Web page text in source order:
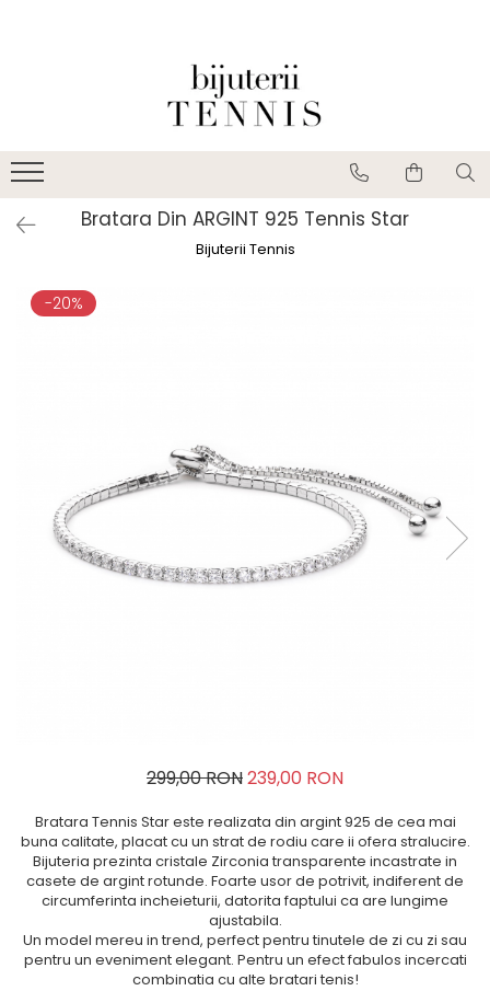
Bratara Din ARGINT 925 Tennis Star
Bijuterii Tennis
-20%
299,00 RON239,00 RON
Bratara Tennis Star este realizata din argint 925 de cea mai
buna calitate, placat cu un strat de rodiu care ii ofera stralucire.
Bijuteria prezinta cristale Zirconia transparente incastrate in
casete de argint rotunde. Foarte usor de potrivit, indiferent de
circumferinta incheieturii, datorita faptului ca are lungime
ajustabila.
Un model mereu in trend, perfect pentru tinutele de zi cu zi sau
pentru un eveniment elegant. Pentru un efect fabulos incercati
combinatia cu alte bratari tenis!